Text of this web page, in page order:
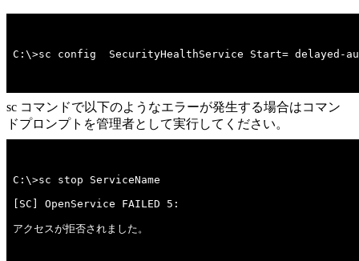
C:\>sc config  SecurityHealthService Start= delayed-
sc コマンドで以下のようなエラーが発生する場合はコマン
ドプロンプトを管理者として実行してください。
アクセスが拒否されました。